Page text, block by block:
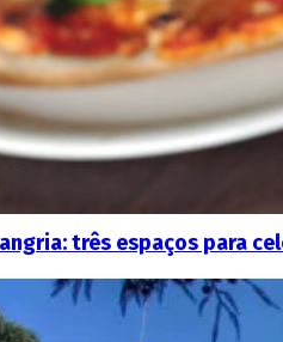
três espaços para